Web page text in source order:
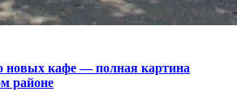
новых кафе — полная картина
районе